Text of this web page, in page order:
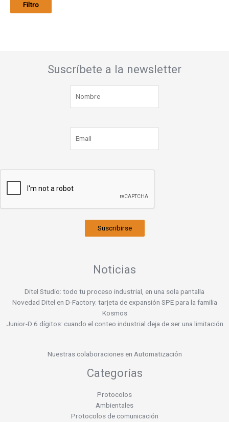
Filtro
Suscríbete a la newsletter
Suscribirse
Noticias
Ditel Studio: todo tu proceso industrial, en una sola pantalla
Novedad Ditel en D-Factory: tarjeta de expansión SPE para la familia
Kosmos
Junior-D 6 dígitos: cuando el conteo industrial deja de ser una limitación
Nuestras colaboraciones en Automatización
Categorías
Protocolos
Ambientales
Protocolos de comunicación